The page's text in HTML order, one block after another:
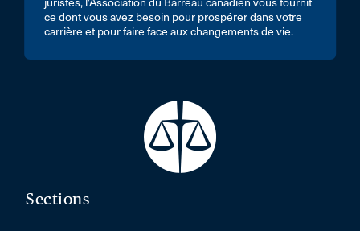
juristes, l’Association du Barreau canadien vous fournit
ce dont vous avez besoin pour prospérer dans votre
carrière et pour faire face aux changements de vie.
Sections